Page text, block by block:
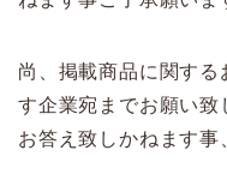
尚、掲載商品に関する
す企業宛までお願い致
お答え致しかねます事